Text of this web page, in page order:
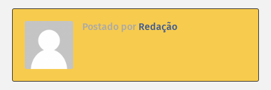
Postado por Redação